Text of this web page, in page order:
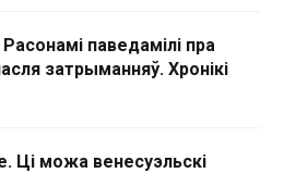
паведамілі пра
затрыманняў. Хронікі
Ці можа венесуэльскі